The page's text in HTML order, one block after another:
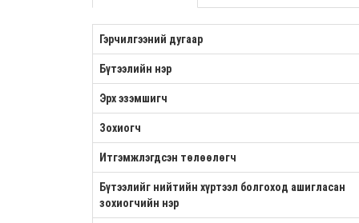
Гэрчилгээний дугаар
Бүтээлийн нэр
Эрх эзэмшигч
Зохиогч
Итгэмжлэгдсэн төлөөлөгч
Бүтээлийг нийтийн хүртээл болгоход ашигласан
зохиогчийн нэр